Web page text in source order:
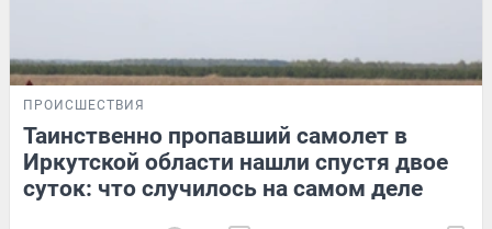
ПРОИСШЕСТВИЯ
Таинственно пропавший самолет в
Иркутской области нашли спустя двое
суток: что случилось на самом деле